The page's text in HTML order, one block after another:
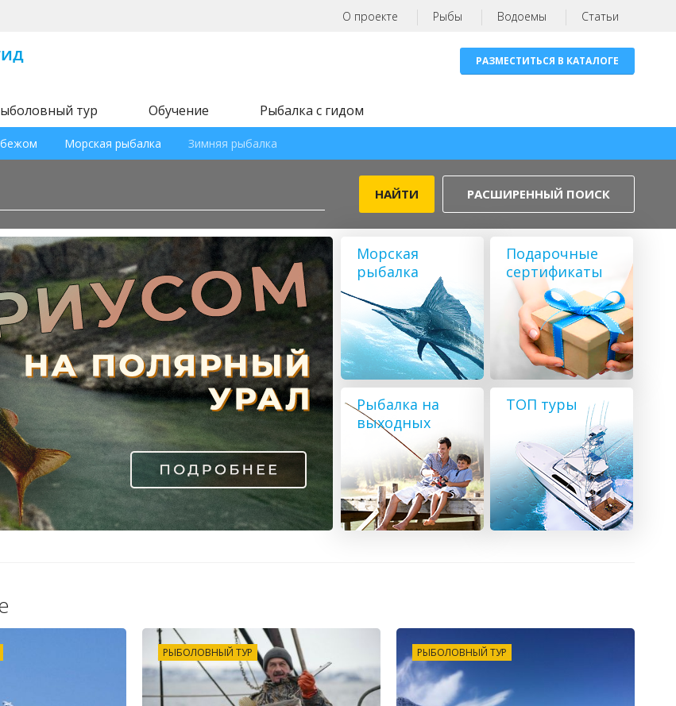
О проекте Рыбы Водоемы Статьи
РАЗМЕСТИТЬСЯ В КАТАЛОГЕ
тур Обучение Рыбалка с гидом
Морская рыбалка Зимняя рыбалка
РАСШИРЕННЫЙ ПОИСК
Морская
рыбалка
Подарочные
сертификаты
Рыбалка на
выходных
ТОП туры
РЫБОЛОВНЫЙ ТУР РЫБОЛОВНЫЙ ТУР